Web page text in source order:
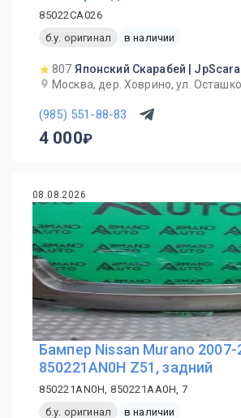
85022CA026
б.у. оригинал
в наличии
807 Японский Скарабей |
Москва, дер. Ховрино, ул.
(985) 551-88-83
4 000
08.08.2026
Бампер Nissan Murano 2007-
850221AN0H Z51, задний
850221AN0H, 850221AA0H, 7
б.у. оригинал
в наличии